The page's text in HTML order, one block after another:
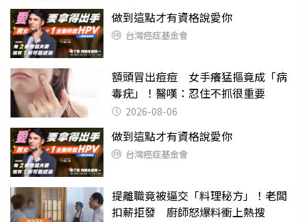
做到這點才有資格說愛你
台灣癌症基金會
額頭冒出痘痘 女手癢猛摳竟成「病
毒疣」！醫嘆：忍住不抓很重要
2026-08-06
做到這點才有資格說愛你
台灣癌症基金會
提離職竟被逼交「料理秘方」！老闆
扣薪拒發 廚師怒爆料衝上熱搜